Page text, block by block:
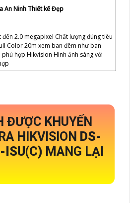
An Ninh Thiết kế Đẹp
2.0 megapixel Chất lượng đúng tiêu
Color 20m xem ban đêm như ban
hợp Hikvision Hình ảnh sáng với
ĐƯỢC KHUYẾN
HIKVISION DS-
ISU(C) MANG LẠI